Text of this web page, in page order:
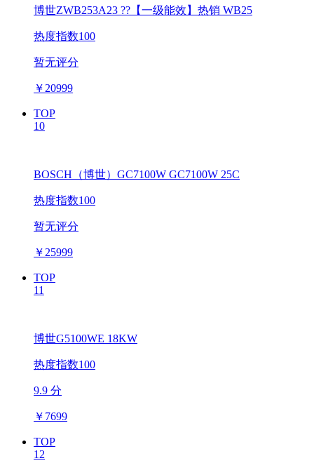
博世ZWB253A23 ??【一级能效】热销 WB25
热度指数100
暂无评分
￥ 20999
TOP
10
BOSCH（博世）GC7100W GC7100W 25C
热度指数100
暂无评分
￥ 25999
TOP
11
博世G5100WE 18KW
热度指数100
9.9 分
￥ 7699
TOP
12